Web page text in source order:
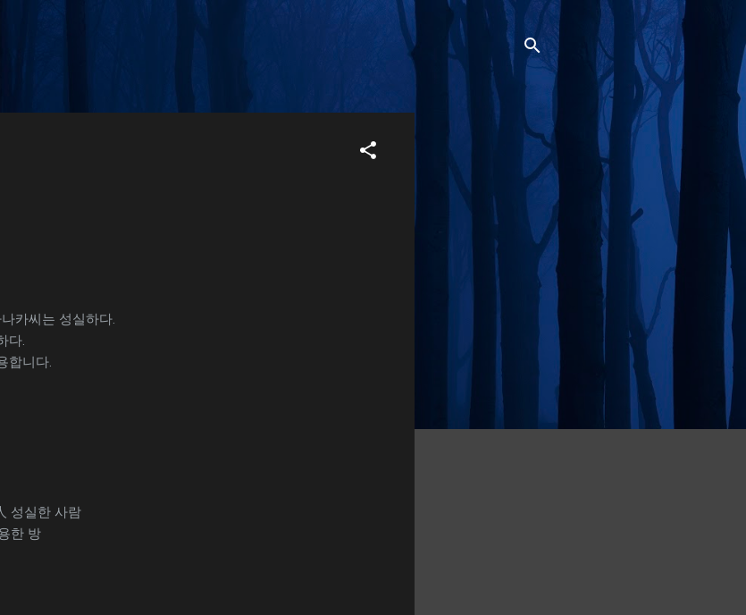
카씨는 성실하다.
다.
합니다.
성실한 사람
한 방